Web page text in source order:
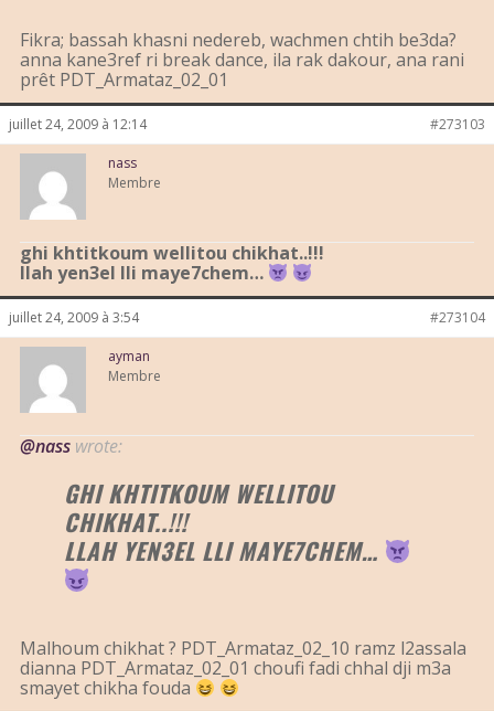
Fikra; bassah khasni nedereb, wachmen chtih be3da?
anna kane3ref ri break dance, ila rak dakour, ana rani
prêt PDT_Armataz_02_01
juillet 24, 2009 à 12:14 #273103
nass
Membre
ghi khtitkoum wellitou chikhat..!!!
llah yen3el lli maye7chem…
juillet 24, 2009 à 3:54 #273104
ayman
Membre
@nass wrote:
GHI KHTITKOUM WELLITOU
CHIKHAT..!!!
LLAH YEN3EL LLI MAYE7CHEM…
Malhoum chikhat ? PDT_Armataz_02_10 ramz l2assala
dianna PDT_Armataz_02_01 choufi fadi chhal dji m3a
smayet chikha fouda